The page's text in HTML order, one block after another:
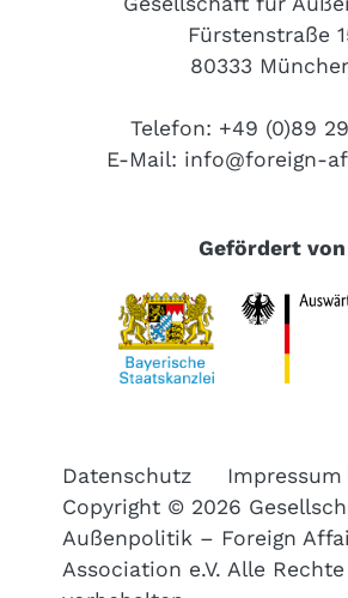
Fürstenstraße
80333
Telefon: +49 (0)89
E-Mail: info@foreign-
Gefördert von
Datenschutz
Impressum
Copyright © 2026
Außenpolitik – Foreign
Association e.V. Alle Rechte